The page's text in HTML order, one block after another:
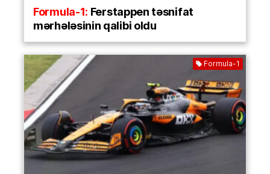
Formula-1: Ferstappen təsnifat
mərhələsinin qalibi oldu
Formula-1